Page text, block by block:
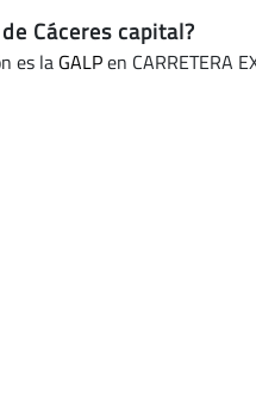
Cáceres capital?
es la GALPen CARRETERA